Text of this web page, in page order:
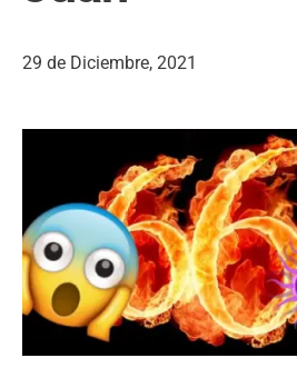
29 de Diciembre, 2021